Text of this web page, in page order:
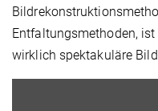
Entfaltungsmethoden,
wirklich spektakuläre